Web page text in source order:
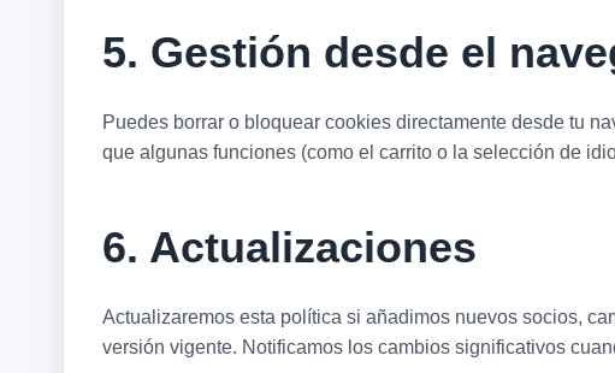
5. Gestión desde el
Puedes borrar o bloquear cookies directamente desde tu
que algunas funciones (como el carrito o la selección de
6. Actualizaciones
Actualizaremos esta política si añadimos nuevos socios,
versión vigente. Notificamos los cambios significativos